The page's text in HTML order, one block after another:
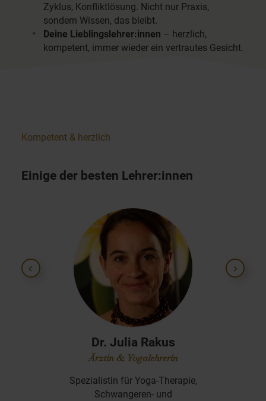
Zyklus, Konfliktlösung. Nicht nur Praxis,
sondern Wissen, das bleibt.
Deine Lieblingslehrer:innen – herzlich,
kompetent, immer wieder ein vertrautes Gesicht.
Kompetent & herzlich
Einige der besten Lehrer:innen
Dr. Julia Rakus
Ärztin & Yogalehrerin
Spezialistin für Yoga-Therapie,
Schwangeren- und